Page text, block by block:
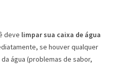
deve limpar sua caixa de água
se houver qualquer
água (problemas de sabor,